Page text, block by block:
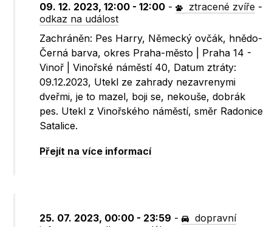
09. 12. 2023, 12:00 - 12:00 - ztracené zvíře -
odkaz na událost
Zachráněn: Pes Harry, Německý ovčák, hnědo-
Černá barva, okres Praha-město | Praha 14 -
Vinoř | Vinořské náměstí 40, Datum ztráty:
09.12.2023, Utekl ze zahrady nezavrenymi
dveřmi, je to mazel, boji se, nekouše, dobrák
pes. Utekl z Vinořského náměstí, směr Radonice
Satalice.
Přejít na více informací
25. 07. 2023, 00:00 - 23:59 -
dopravní